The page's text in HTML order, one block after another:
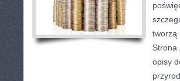
tworzą
Strona
opisy